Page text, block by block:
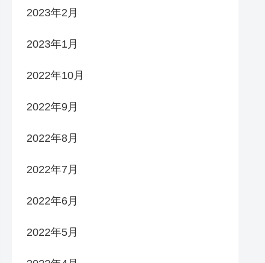
2023年2月
2023年1月
2022年10月
2022年9月
2022年8月
2022年7月
2022年6月
2022年5月